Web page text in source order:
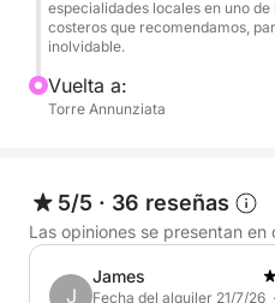
Habrá numerosas paradas
cristalinas, con equipo de
explorar el fondo marino.
• Patrón
• Combustible
• Cancelación gratuita en
• Aperitivo de
especialidades locales en uno
costeros que recomendamos,
inolvidable.
Vuelta a:
Torre Annunziata
5/5 · 36 reseñas
Las opiniones se presentan
J
James
Fecha del alquiler 21/7/26